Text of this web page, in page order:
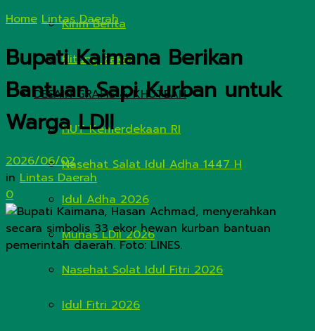
Kirim Berita
Hitung Zakat
DESAIN GRAFIS & KHUTBAH
HUT Kemerdekaan RI
Nasehat Salat Idul Adha 1447 H
Idul Adha 2026
Munas LDII 2026
Nasehat Solat Idul Fitri 2026
Idul Fitri 2026
Home Lintas Daerah
Bupati Kaimana Berikan
Bantuan Sapi Kurban untuk
Warga LDII
2026/06/02
in Lintas Daerah
0